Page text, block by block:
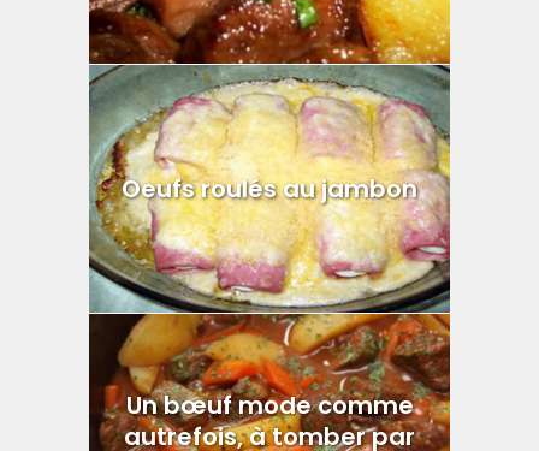
Oeufs roulés au jambon
Un bœuf mode comme
autrefois, à tomber par